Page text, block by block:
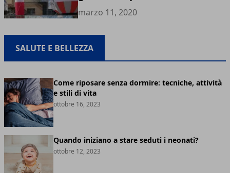
marzo 11, 2020
SALUTE E BELLEZZA
Come riposare senza dormire: tecniche, attività
e stili di vita
ottobre 16, 2023
Quando iniziano a stare seduti i neonati?
ottobre 12, 2023